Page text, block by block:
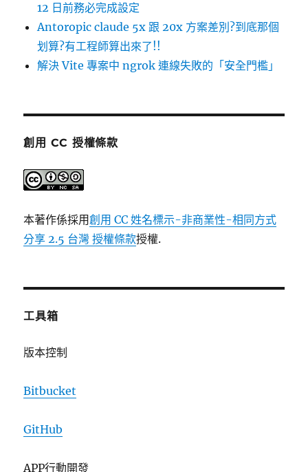
12 日前務必完成設定
Antoropic claude 5x 跟 20x 方案差別?到底那個
划算?有工程師算出來了!!
解決 Vite 專案中 ngrok 連線失敗的「安全門檻」
創用 CC 授權條款
本著作係採用創用 CC 姓名標示-非商業性-相同方式
分享 2.5 台灣 授權條款授權.
工具箱
版本控制
Bitbucket
GitHub
APP行動開發